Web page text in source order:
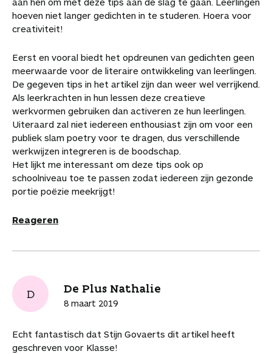
hoeven niet langer gedichten in te studeren. Hoera voor
creativiteit!
Eerst en vooral biedt het opdreunen van gedichten geen
meerwaarde voor de literaire ontwikkeling van leerlingen.
De gegeven tips in het artikel zijn dan weer wel verrijkend.
Als leerkrachten in hun lessen deze creatieve
werkvormen gebruiken dan activeren ze hun leerlingen.
Uiteraard zal niet iedereen enthousiast zijn om voor een
publiek slam poetry voor te dragen, dus verschillende
werkwijzen integreren is de boodschap.
Het lijkt me interessant om deze tips ook op
schoolniveau toe te passen zodat iedereen zijn gezonde
portie poëzie meekrijgt!
Reageren
D De Plus Nathalie
8 maart 2019
Echt fantastisch dat Stijn Govaerts dit artikel heeft
geschreven voor Klasse!